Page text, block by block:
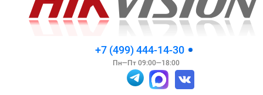
+7 (499) 444-14-30
Пн—Пт 09:00—18:00